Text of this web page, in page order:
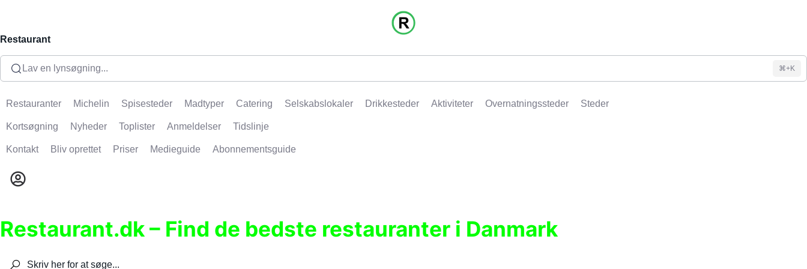
Restaurant
Lav en lynsøgning... ⌘+K
Restauranter Michelin Spisesteder Madtyper Catering Selskabslokaler Drikkesteder Aktiviteter Overnatningssteder Steder
Kortsøgning Nyheder Toplister Anmeldelser Tidslinje
Kontakt Bliv oprettet Priser Medieguide Abonnementsguide
Restaurant.dk – Find de bedste restauranter i Danmark